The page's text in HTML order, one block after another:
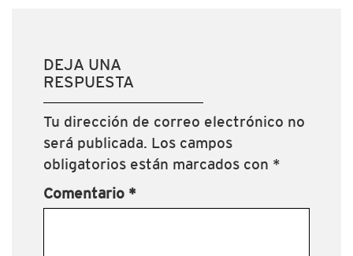
DEJA UNA
RESPUESTA
Tu dirección de correo electrónico no
será publicada. Los campos
obligatorios están marcados con *
Comentario *